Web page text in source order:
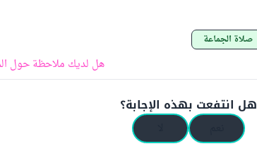
صلاة الجماعة
هل لديك ملاحظة حول
هل انتفعت بهذه الإجابة؟